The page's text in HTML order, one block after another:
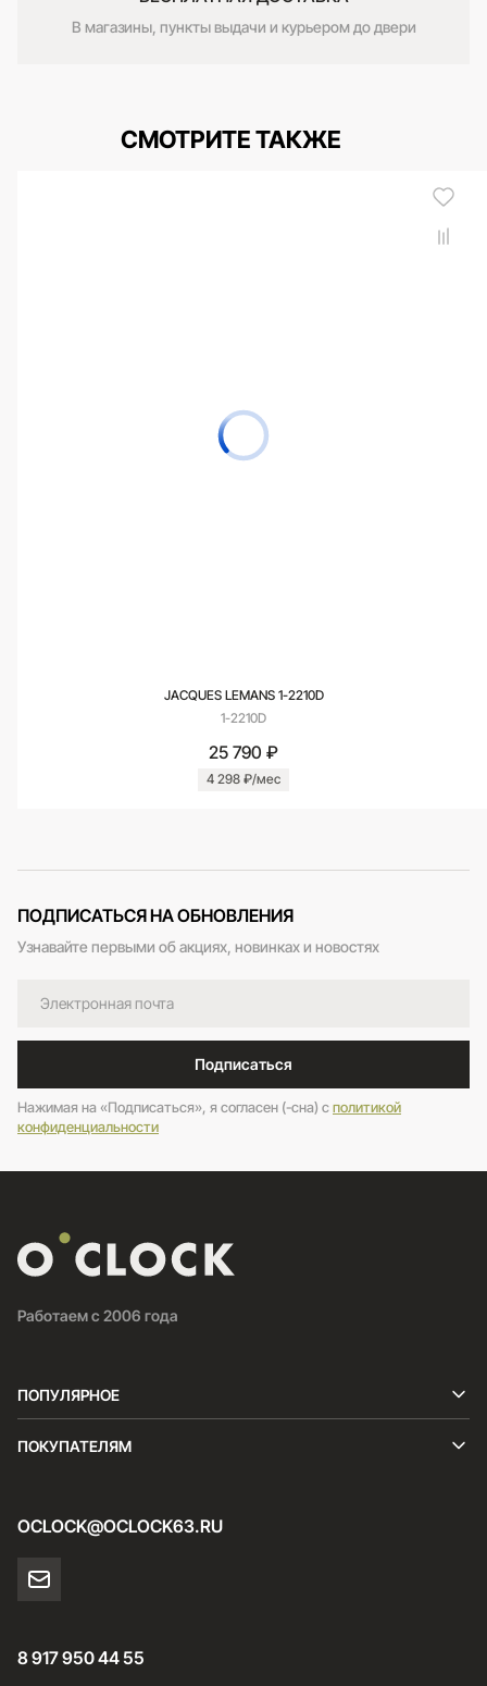
В магазины, пункты выдачи и курьером до двери
СМОТРИТЕ ТАКЖЕ
JACQUES LEMANS 1-2210D
1-2210D
25 790 ₽
4 298 ₽/мес
ПОДПИСАТЬСЯ НА ОБНОВЛЕНИЯ
Узнавайте первыми об акциях, новинках и новостях
Подписаться
Нажимая на «Подписаться», я согласен (-сна) cполитикой
конфиденциальности
Работаем с 2006 года
ПОПУЛЯРНОЕ
ПОКУПАТЕЛЯМ
OCLOCK@OCLOCK63.RU
8 917 950 44 55